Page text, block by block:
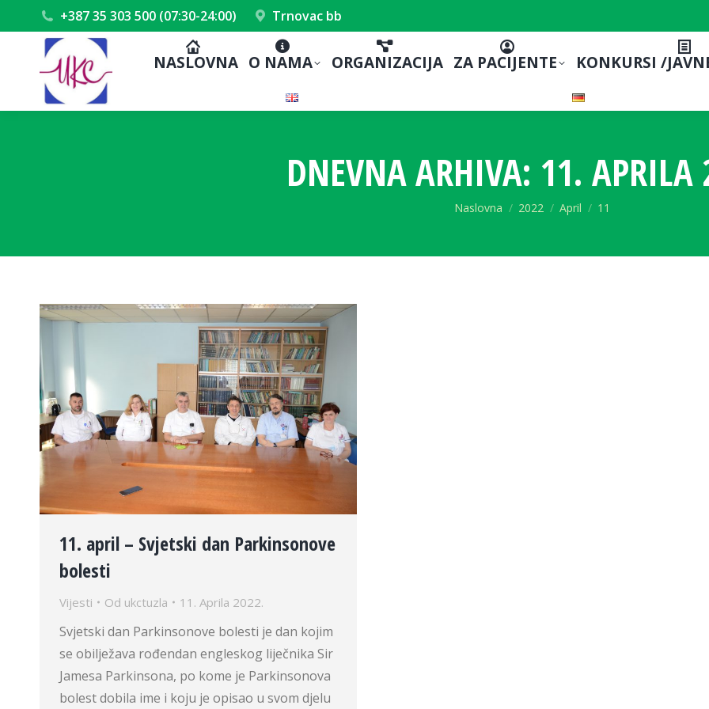
+387 35 303 500 (07:30-24:00) Trnovac bb
NASLOVNA O NAMA ORGANIZACIJA ZA PACIJENTE KONKURSI /
DNEVNA ARHIVA: 11. APRILA
You are here:
Naslovna 2022 April 11
11. april – Svjetski dan Parkinsonove
bolesti
Vijesti Od ukctuzla 11. Aprila 2022.
Svjetski dan Parkinsonove bolesti je dan kojim
se obilježava rođendan engleskog liječnika Sir
Jamesa Parkinsona, po kome je Parkinsonova
bolest dobila ime i koju je opisao u svom djelu